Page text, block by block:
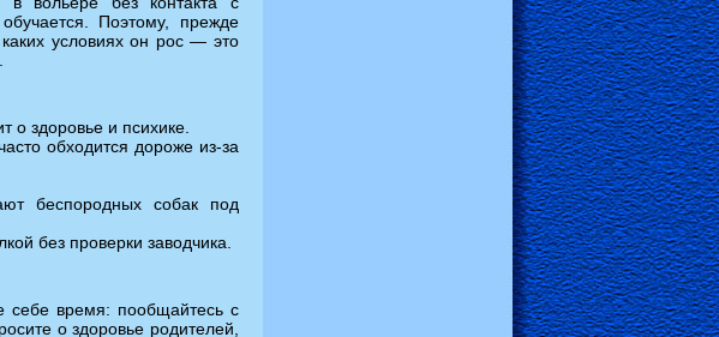
Поэтому, прежде
условиях он рос — это
о здоровье и психике.
обходится дороже из-за
беспородных собак под
без проверки заводчика.
себе время: пообщайтесь с
о здоровье родителей,